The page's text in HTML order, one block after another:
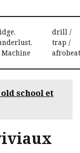
Machine
drill /
trap /
school et